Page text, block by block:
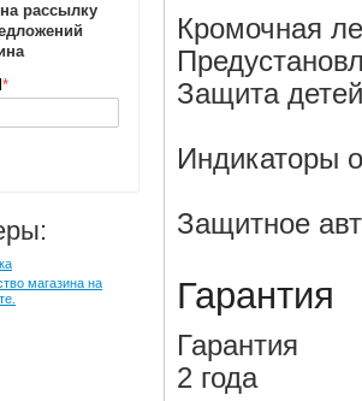
рассылку
*
Кромочная
Защита детей
Индикаторы
Защитное
Гарантия
Гарантия
2 года